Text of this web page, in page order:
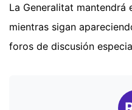
La Generalitat
mientras sigan
foros de discusión